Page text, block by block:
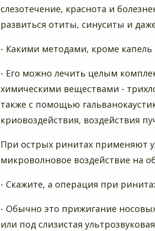
слезотечение, краснота и
развиться отиты, синуситы и
- Какими методами, кроме
- Его можно лечить целым
химическими веществами -
также с помощью
криовоздействия, воздействия
При острых ринитах применяют
микроволновое воздействие на
- Скажите, а операция при
- Обычно это прижигание
или под слизистая